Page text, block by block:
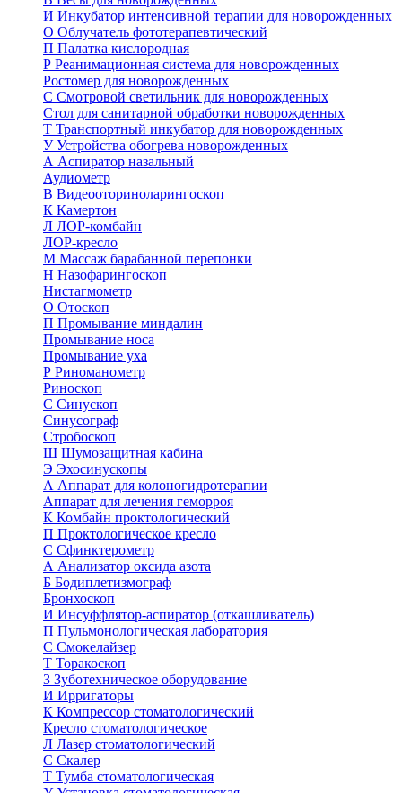
И Инкубатор интенсивной терапии для новорожденных
О Облучатель фототерапевтический
П Палатка кислородная
Р Реанимационная система для новорожденных
Ростомер для новорожденных
С Смотровой светильник для новорожденных
Стол для санитарной обработки новорожденных
Т Транспортный инкубатор для новорожденных
УУстройства обогрева новорожденных
А Аспиратор назальный
Аудиометр
В Видеооториноларингоскоп
К Камертон
Л ЛОР-комбайн
ЛОР-кресло
М Массаж барабанной перепонки
Н Назофарингоскоп
Нистагмометр
О Отоскоп
П Промывание миндалин
Промывание носа
Промывание уха
Р Риноманометр
Риноскоп
С Синускоп
Синусограф
Стробоскоп
Ш Шумозащитная кабина
Э Эхосинускопы
А Аппарат для колоногидротерапии
Аппарат для лечения геморроя
К Комбайн проктологический
П Проктологическое кресло
С Сфинктерометр
А Анализатор оксида азота
Б Бодиплетизмограф
Бронхоскоп
И Инсуффлятор-аспиратор (откашливатель)
П Пульмонологическая лаборатория
С Смокелайзер
Т Торакоскоп
З Зуботехническое оборудование
И Ирригаторы
К Компрессор стоматологический
Кресло стоматологическое
Л Лазер стоматологический
С Скалер
Т Тумба стоматологическая